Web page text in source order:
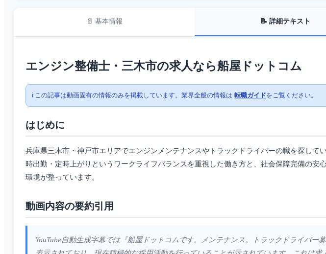
📄 基本情報 📝 詳細テキスト
エンジン整備士・三木市の求人なら船屋ドットコム
ℹ️ この記事は動画固有の情報のみを掲載しています。業界全般の情報は 転職ガイドをご覧ください。
はじめに
兵庫県三木市・神戸市エリアでエンジンメンテナンスやトラックドライバーの職を探して
時出勤・定時上がりというワークライフバランスを重視した働き方と、社会保障完備の
環境が整っています。
動画内容の要約引用
YouTube自動生成字幕では『船屋ドットコムです。メンテナンス。トラックドライバ